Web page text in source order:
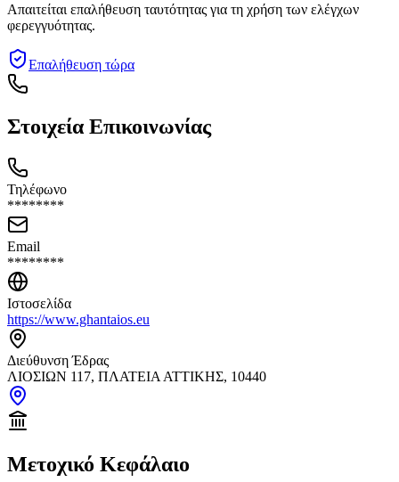
Απαιτείται επαλήθευση ταυτότητας για τη χρήση των ελέγχων
φερεγγυότητας.
Επαλήθευση τώρα
Στοιχεία Επικοινωνίας
Τηλέφωνο
********
Email
********
Ιστοσελίδα
https://www.ghantaios.eu
Διεύθυνση Έδρας
ΛΙΟΣΙΩΝ 117, ΠΛΑΤΕΙΑ ΑΤΤΙΚΗΣ, 10440
Μετοχικό Κεφάλαιο